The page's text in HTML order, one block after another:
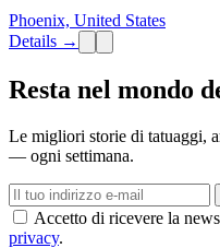
Phoenix, United States
Details →
Resta nel mondo
Le migliori storie di tatuaggi,
— ogni settimana.
Accetto di ricevere la
privacy.